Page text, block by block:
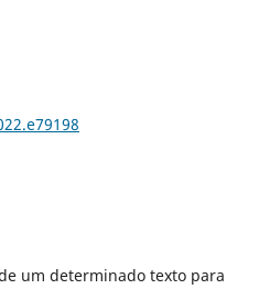
um determinado texto para